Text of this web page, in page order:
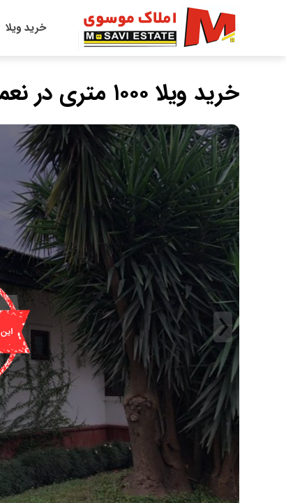
خرید ویلا
خرید ویلا ۱۰۰۰ متری در نعمت آباد چمستان